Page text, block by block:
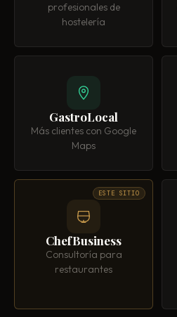
profesionales de
hostelería
GastroLocal
Más clientes con Google
Maps
ChefBusiness
Consultoría para
restaurantes
ESTE SITIO